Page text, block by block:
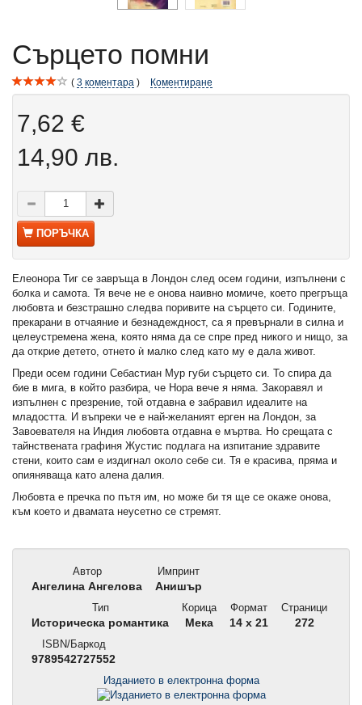
Сърцето помни
3 коментара Коментиране
7,62 €
14,90 лв.
ПОРЪЧКА
Елеонора Тиг се завръща в Лондон след осем години, изпълнени с
болка и самота. Тя вече не е онова наивно момиче, което прегръща
любовта и безстрашно следва поривите на сърцето си. Годините,
прекарани в отчаяние и безнадеждност, са я превърнали в силна и
целеустремена жена, която няма да се спре пред никого и нищо, за
да открие детето, отнето ѝ малко след като му е дала живот.
Преди осем години Себастиан Мур губи сърцето си. То спира да
бие в мига, в който разбира, че Нора вече я няма. Закоравял и
изпълнен с презрение, той отдавна е забравил идеалите на
младостта. И въпреки че е най-желаният ерген на Лондон, за
Завоевателя на Индия любовта отдавна е мъртва. Но срещата с
тайнствената графиня Жустис подлага на изпитание здравите
стени, които сам е издигнал около себе си. Тя е красива, пряма и
опияняваща като алена далия.
Любовта е пречка по пътя им, но може би тя ще се окаже онова,
към което и двамата неусетно се стремят.
Автор
Ангелина Ангелова
Импринт
Анишър
Тип
Историческа романтика
Корица
Мека
Формат
14 x 21
Страници
272
ISBN/Баркод
9789542727552
Изданието в електронна форма